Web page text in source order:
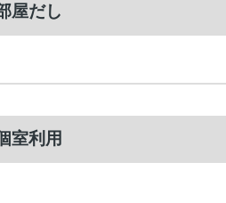
屋だし
室利用